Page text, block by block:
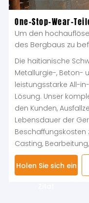
One-Stop-Wear-
Um den
des Bergbaus zu
Die haitianische
Metallurgie-, Beton-
leistungsstarke All-
Lösung. Unser
den Kunden,
Lebensdauer der
Beschaffungskosten
Casting,
Holen Sie sich ein